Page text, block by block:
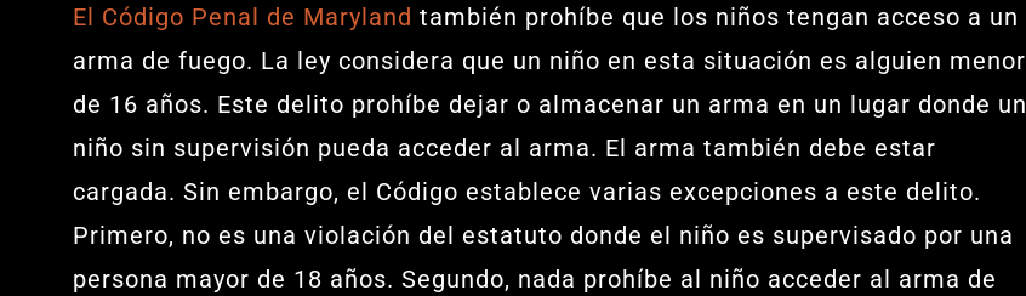
El Código Penal de Maryland también prohíbe que los niños tengan acceso a un
arma de fuego. La ley considera que un niño en esta situación es alguien menor
de 16 años. Este delito prohíbe dejar o almacenar un arma en un lugar donde un
niño sin supervisión pueda acceder al arma. El arma también debe estar
cargada. Sin embargo, el Código establece varias excepciones a este delito.
Primero, no es una violación del estatuto donde el niño es supervisado por una
persona mayor de 18 años. Segundo, nada prohíbe al niño acceder al arma de